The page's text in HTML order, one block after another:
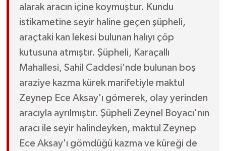
alarak aracın içine koymuştur. Kundu
istikametine seyir haline geçen şüpheli,
araçtaki kan lekesi bulunan halıyı çöp
kutusuna atmıştır. Şüpheli, Karaçallı
Mahallesi, Sahil Caddesi'nde bulunan boş
araziye kazma kürek marifetiyle maktul
Zeynep Ece Aksay'ı gömerek, olay yerinden
aracıyla ayrılmıştır. Şüpheli Zeynel Boyacı'nın
aracı ile seyir halindeyken, maktul Zeynep
Ece Aksay'ı gömdüğü kazma ve küreği de